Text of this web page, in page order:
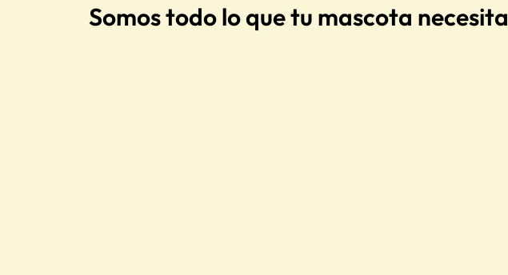
Somos todo lo que tu mascota necesita